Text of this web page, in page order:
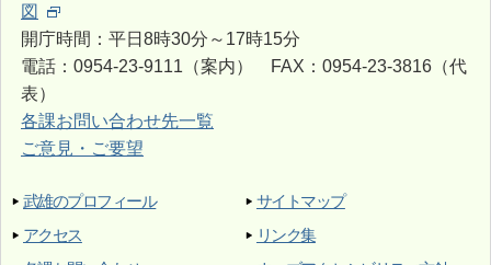
図
開庁時間：平日8時30分～17時15分
電話：0954-23-9111（案内） FAX：0954-23-3816（代
表）
各課お問い合わせ先一覧
ご意見・ご要望
武雄のプロフィール
アクセス
サイトマップ
リンク集